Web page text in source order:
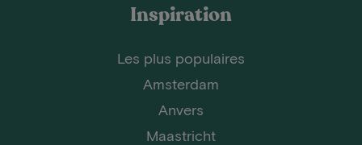
Inspiration
Les plus populaires
Amsterdam
Anvers
Maastricht